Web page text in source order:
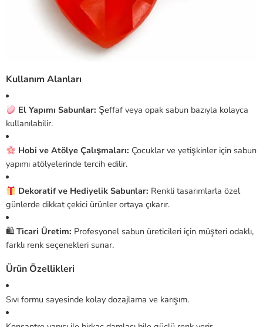
Kullanım Alanları
El Yapımı Sabunlar: Şeffaf veya opak sabun bazıyla kolayca
kullanılabilir.
Hobi ve Atölye Çalışmaları: Çocuklar ve yetişkinler için sabun
yapımı atölyelerinde tercih edilir.
Dekoratif ve Hediyelik Sabunlar: Renkli tasarımlarla özel
günlerde dikkat çekici ürünler ortaya çıkarır.
🛍 Ticari Üretim: Profesyonel sabun üreticileri için müşteri odaklı,
farklı renk seçenekleri sunar.
Ürün Özellikleri
Sıvı formu sayesinde kolay dozajlama ve karışım.